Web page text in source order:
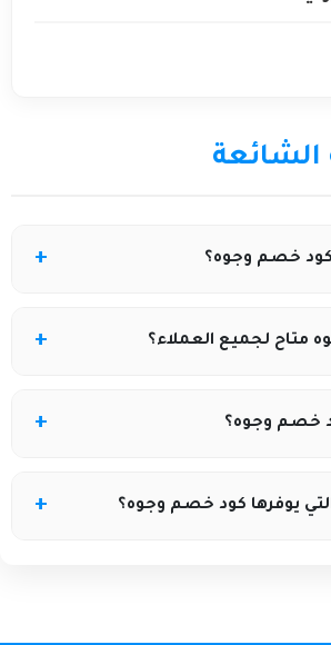
الشائعة
خصم وجوه؟
والاطلاع على أحدث أكواد خصم
متاح لجميع العملاء؟
أكواد خصم وجوه للعملاء الجدد
خصم وجوه؟
ثم أدخله في خانة الكوبون أثناء
يوفرها كود خصم وجوه؟